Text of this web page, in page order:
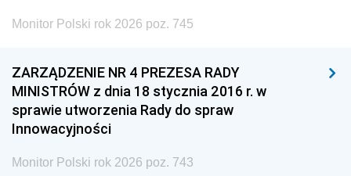
Monitor Polski rok 2026 poz. 745
ZARZĄDZENIE NR 4 PREZESA RADY
MINISTRÓW z dnia 18 stycznia 2016 r. w
sprawie utworzenia Rady do spraw
Innowacyjności
Monitor Polski rok 2026 poz. 743